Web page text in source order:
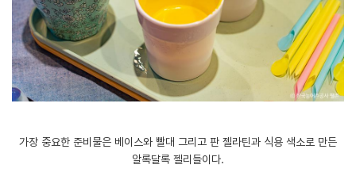
가장 중요한 준비물은 베이스와 빨대 그리고 판 젤라틴과 식용 색소로 만든
알록달록 젤리들이다.